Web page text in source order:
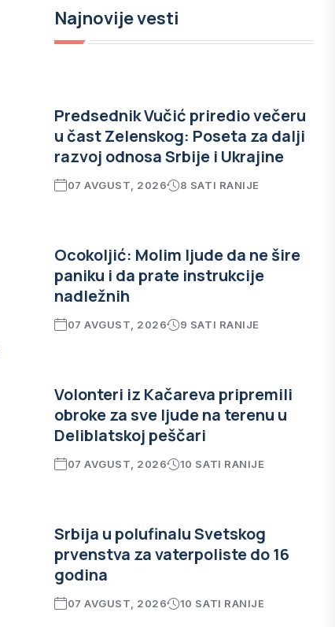
Najnovije vesti
Predsednik Vučić priredio večeru
u čast Zelenskog: Poseta za dalji
razvoj odnosa Srbije i Ukrajine
07 AVGUST, 2026 8 SATI RANIJE
Ocokoljić: Molim ljude da ne šire
paniku i da prate instrukcije
nadležnih
07 AVGUST, 2026 9 SATI RANIJE
Volonteri iz Kačareva pripremili
obroke za sve ljude na terenu u
Deliblatskoj peščari
07 AVGUST, 2026 10 SATI RANIJE
Srbija u polufinalu Svetskog
prvenstva za vaterpoliste do 16
godina
07 AVGUST, 2026 10 SATI RANIJE